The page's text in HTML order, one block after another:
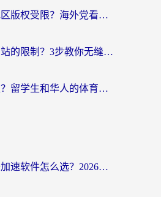
央视影音当前地区版权受限？海外党看国内剧、追电视台的终极解决方案
海外访问国内网站的限制？3步教你无缝解锁国内资源（附实测最优工具）
海外如何看中超？留学生和华人的体育赛事观看终极指南（附欧洲杯奥运会观看技巧）
国外玩第九大陆加速软件怎么选？2026终极指南帮你告别延迟卡顿